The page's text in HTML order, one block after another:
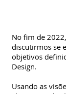
No fim de
discutirmos se
objetivos
Design.
Usando as